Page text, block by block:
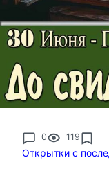
0 119
Открытки с